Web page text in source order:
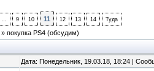
… 9 10 11 12 13 14 Туда
» покупка PS4 (обсудим)
Дата: Понедельник, 19.03.18, 18:24 |